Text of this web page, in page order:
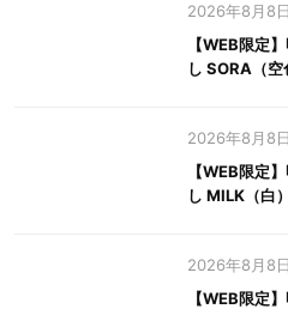
2026年8月8日
【WEB限定
し SORA（空
2026年8月8日
【WEB限定
し MILK（白）
2026年8月8日
【WEB限定